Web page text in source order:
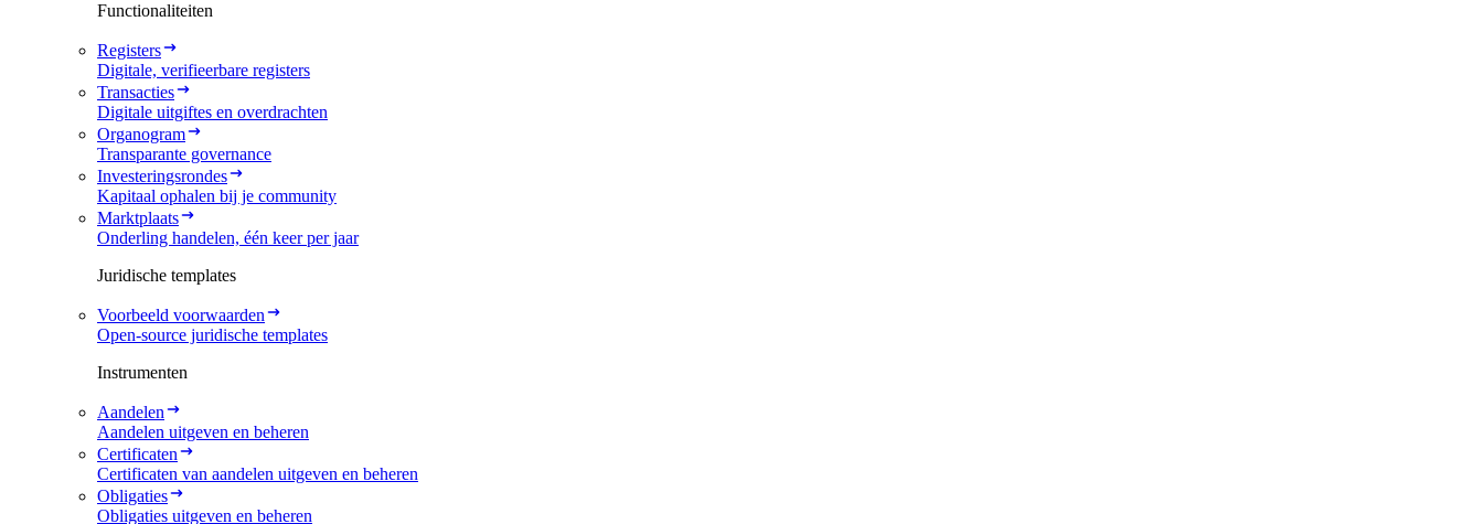
Functionaliteiten
Registers
Digitale, verifieerbare registers
Transacties
Digitale uitgiftes en overdrachten
Organogram
Transparante governance
Investeringsrondes
Kapitaal ophalen bij je community
Marktplaats
Onderling handelen, één keer per jaar
Juridische templates
Voorbeeld voorwaarden
Open-source juridische templates
Instrumenten
Aandelen
Aandelen uitgeven en beheren
Certificaten
Certificaten van aandelen uitgeven en beheren
Obligaties
Obligaties uitgeven en beheren